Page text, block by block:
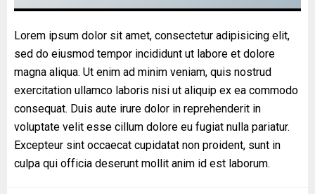
Lorem ipsum dolor sit amet, consectetur adipisicing elit,
sed do eiusmod tempor incididunt ut labore et dolore
magna aliqua. Ut enim ad minim veniam, quis nostrud
exercitation ullamco laboris nisi ut aliquip ex ea commodo
consequat. Duis aute irure dolor in reprehenderit in
voluptate velit esse cillum dolore eu fugiat nulla pariatur.
Excepteur sint occaecat cupidatat non proident, sunt in
culpa qui officia deserunt mollit anim id est laborum.